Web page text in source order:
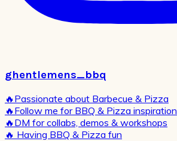
ghentlemens_bbq
🔥Passionate about Barbecue & Pizza
🔥Follow me for BBQ & Pizza inspiration
🔥DM for collabs, demos & workshops
🔥 Having BBQ & Pizza fun